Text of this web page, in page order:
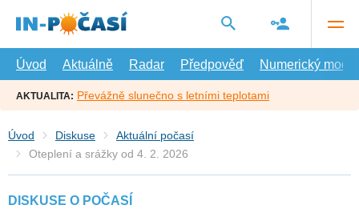
hlavní
Úvod
Aktuálně Radar Předpověď Numerický model
AKTUALITA: Převážně slunečno s letními teplotami
Úvod Diskuse
Aktuální počasí
Oteplení a srážky od 4. 2. 2026
DISKUSE O POČASÍ